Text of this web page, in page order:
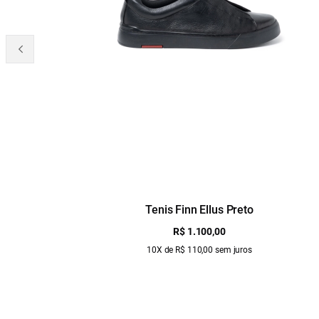
Tenis Finn Ellus Preto
R$ 1.100,00
10X de R$ 110,00 sem juros